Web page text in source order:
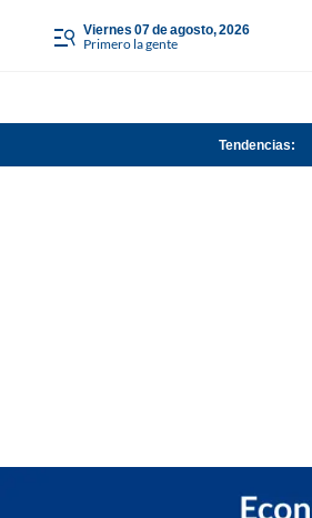
viernes 07 de agosto, 2026
Primero la gente
Tendencias: